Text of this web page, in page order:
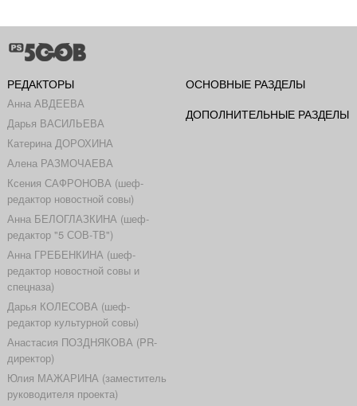
РЕДАКТОРЫ
Анна АВДЕЕВА
Дарья ВАСИЛЬЕВА
Катерина ДОРОХИНА
Алена РАЗМОЧАЕВА
Ксения САФРОНОВА (шеф-
редактор новостной совы)
Анна БЕЛОГЛАЗКИНА (шеф-
редактор "5 СОВ-ТВ")
Анна ГРЕБЕНКИНА (шеф-
редактор новостной совы и
спецназа)
Дарья КОЛЕСОВА (шеф-
редактор культурной совы)
Анастасия ПОЗДНЯКОВА (PR-
директор)
Юлия МАЖАРИНА (заместитель
руководителя проекта)
ОСНОВНЫЕ РАЗДЕЛЫ
ДОПОЛНИТЕЛЬНЫЕ РАЗДЕЛЫ